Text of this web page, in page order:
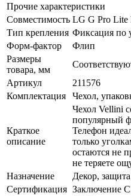
Прочие характеристики
Совместимость LG G Pro Lite
Тип крепления Фиксация по
Форм-фактор
Флип
Размеры
товара, мм
Артикул
211576
Комплектация
Чехол,
Краткое
описание
Чехол Vellini
популярный
Телефон
только
остаются не
не теряете
Назначение
Декор,
Сертификация Заключение